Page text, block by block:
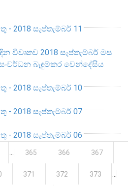
2018 සැප්තැම්බර් 11
විවෘතව 2018 සැප්තැම්බර් මස
සංවර්ධන බැඳුම්කර වෙන්දේසිය
2018 සැප්තැම්බර් 10
2018 සැප්තැම්බර් 07
2018 සැප්තැම්බර් 06
365 366 367
371 372 373